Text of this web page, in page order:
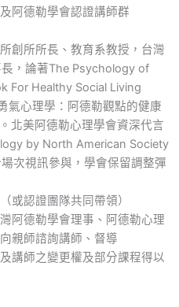
阿德勒學會認證講師群
創所所長、教育系教授，台灣
，論著The Psychology of
For Healthy Social Living
氣心理學：阿德勒觀點的健康
北美阿德勒心理學會資深代言
by North American Society
次視訊參與，學會保留調整彈
或認證團隊共同帶領）
阿德勒學會理事、阿德勒心理
親師諮詢講師、督導
講師之變更權及部分課程得以